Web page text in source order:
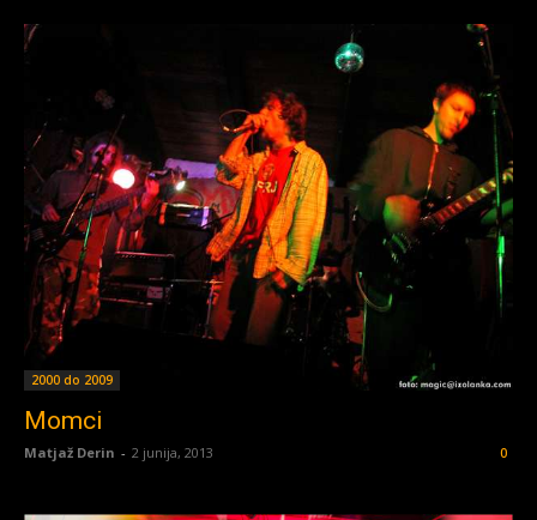
2000 do 2009
Momci
Matjaž Derin - 2 junija, 2013 0